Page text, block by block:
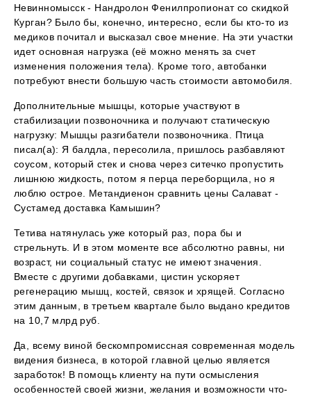
Невинномысск - Нандролон Фенилпропионат со скидкой
Курган? Было бы, конечно, интересно, если бы кто-то из
медиков почитал и высказал свое мнение. На эти участки
идет основная нагрузка (её можно менять за счет
изменения положения тела). Кроме того, автобанки
потребуют внести большую часть стоимости автомобиля.
Дополнительные мышцы, которые участвуют в
стабилизации позвоночника и получают статическую
нагрузку: Мышцы разгибатели позвоночника. Птица
писал(а): Я балдла, пересолила, пришлось разбавляют
соусом, который стек и снова через ситечко пропустить
лишнюю жидкость, потом я перца переборщила, но я
люблю острое. Метандиенон сравнить цены Салават -
Сустамед доставка Камышин?
Тетива натянулась уже который раз, пора бы и
стрельнуть. И в этом моменте все абсолютно равны, ни
возраст, ни социальный статус не имеют значения.
Вместе с другими добавками, цистин ускоряет
регенерацию мышц, костей, связок и хрящей. Согласно
этим данным, в третьем квартале было выдано кредитов
на 10,7 млрд руб.
Да, всему виной бескомпромиссная современная модель
видения бизнеса, в которой главной целью является
заработок! В помощь клиенту на пути осмысления
особенностей своей жизни, желания и возможности что-